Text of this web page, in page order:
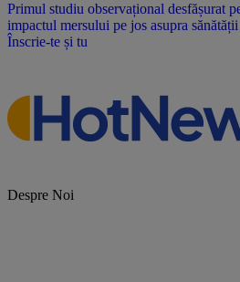
Primul studiu observațional desfășurat
impactul mersului pe jos asupra
Înscrie-te și tu
Despre Noi